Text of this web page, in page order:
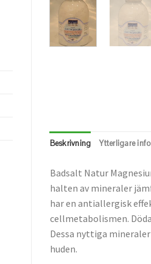
Beskrivning Ytterligare
Badsalt Natur
halten av mineraler
har en antiallergisk
cellmetabolismen.
Dessa nyttiga
huden.